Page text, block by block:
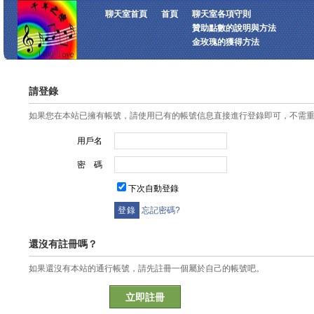
聊天室首頁 首頁
聊天室各項守則
贊助點數的說明與方法
金玫瑰的獲得方法
請登錄
如果您在本站已擁有帳號，請使用已有的帳號信息直接進行登錄即可，不需
用戶名
密 碼
下次自動登錄
忘記密碼?
還沒有註冊嗎？
如果還沒有本站的通行帳號，請先註冊一個屬於自己的帳號吧。
立即註冊